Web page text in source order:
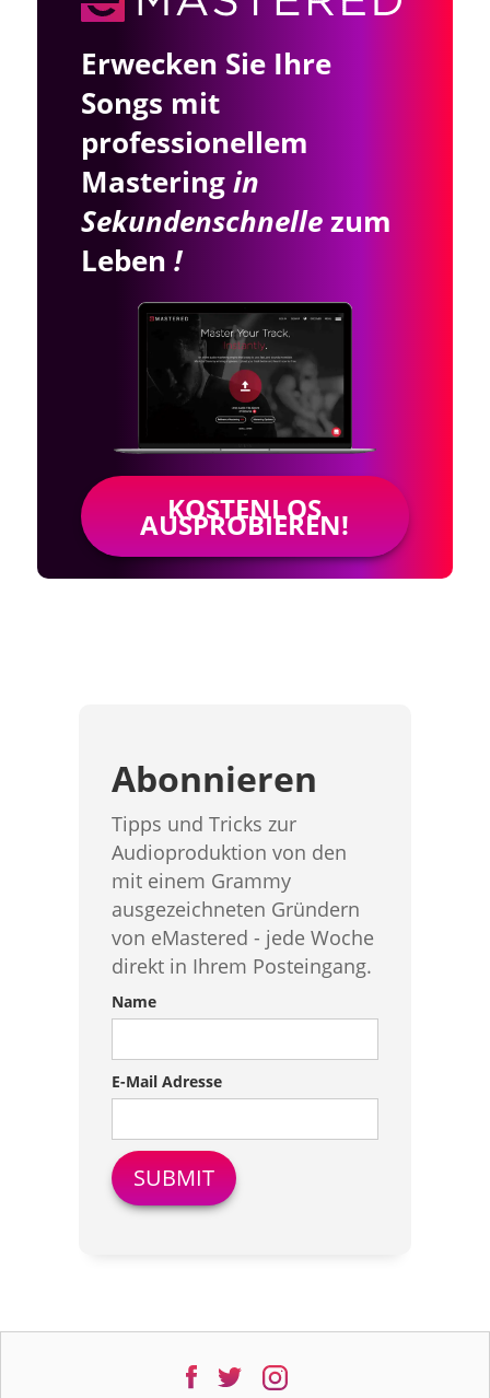
Erwecken Sie Ihre
Songs mit
professionellem
Masteringin
Sekundenschnellezum
Leben !
KOSTENLOS
AUSPROBIEREN!
Abonnieren
Tipps und Tricks zur
Audioproduktion von den
mit einem Grammy
ausgezeichneten Gründern
von eMastered - jede Woche
direkt in Ihrem Posteingang.
Name
E-Mail Adresse